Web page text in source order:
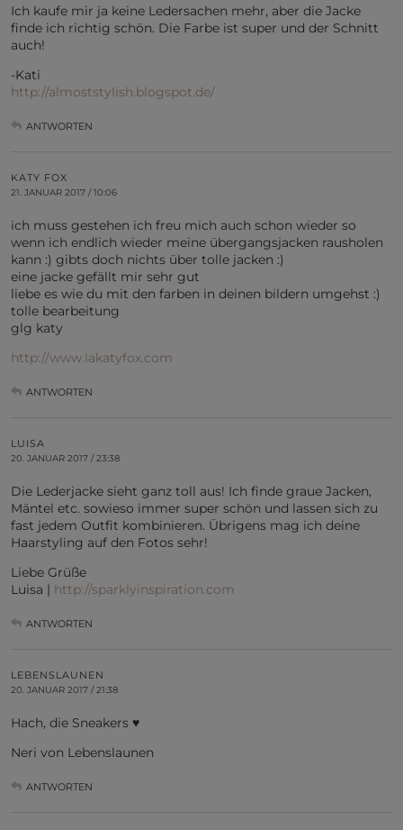
Ich kaufe mir ja keine Ledersachen mehr, aber die Jacke
finde ich richtig schön. Die Farbe ist super und der Schnitt
auch!
-Kati
http://almoststylish.blogspot.de/
ANTWORTEN
KATY FOX
21. JANUAR 2017 / 10:06
ich muss gestehen ich freu mich auch schon wieder so
wenn ich endlich wieder meine übergangsjacken rausholen
kann :) gibts doch nichts über tolle jacken :)
eine jacke gefällt mir sehr gut
liebe es wie du mit den farben in deinen bildern umgehst :)
tolle bearbeitung
glg katy
http://www.lakatyfox.com
ANTWORTEN
LUISA
20. JANUAR 2017 / 23:38
Die Lederjacke sieht ganz toll aus! Ich finde graue Jacken,
Mäntel etc. sowieso immer super schön und lassen sich zu
fast jedem Outfit kombinieren. Übrigens mag ich deine
Haarstyling auf den Fotos sehr!
Liebe Grüße
Luisa | http://sparklyinspiration.com
ANTWORTEN
LEBENSLAUNEN
20. JANUAR 2017 / 21:38
Hach, die Sneakers ♥
Neri von Lebenslaunen
ANTWORTEN